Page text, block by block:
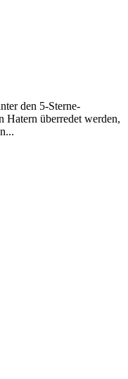
den 5-Sterne-
Hatern überredet werden,